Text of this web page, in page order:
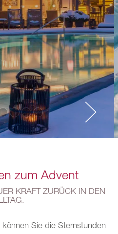
zum Advent
KRAFT ZURÜCK IN DEN
Sie die Sternstunden